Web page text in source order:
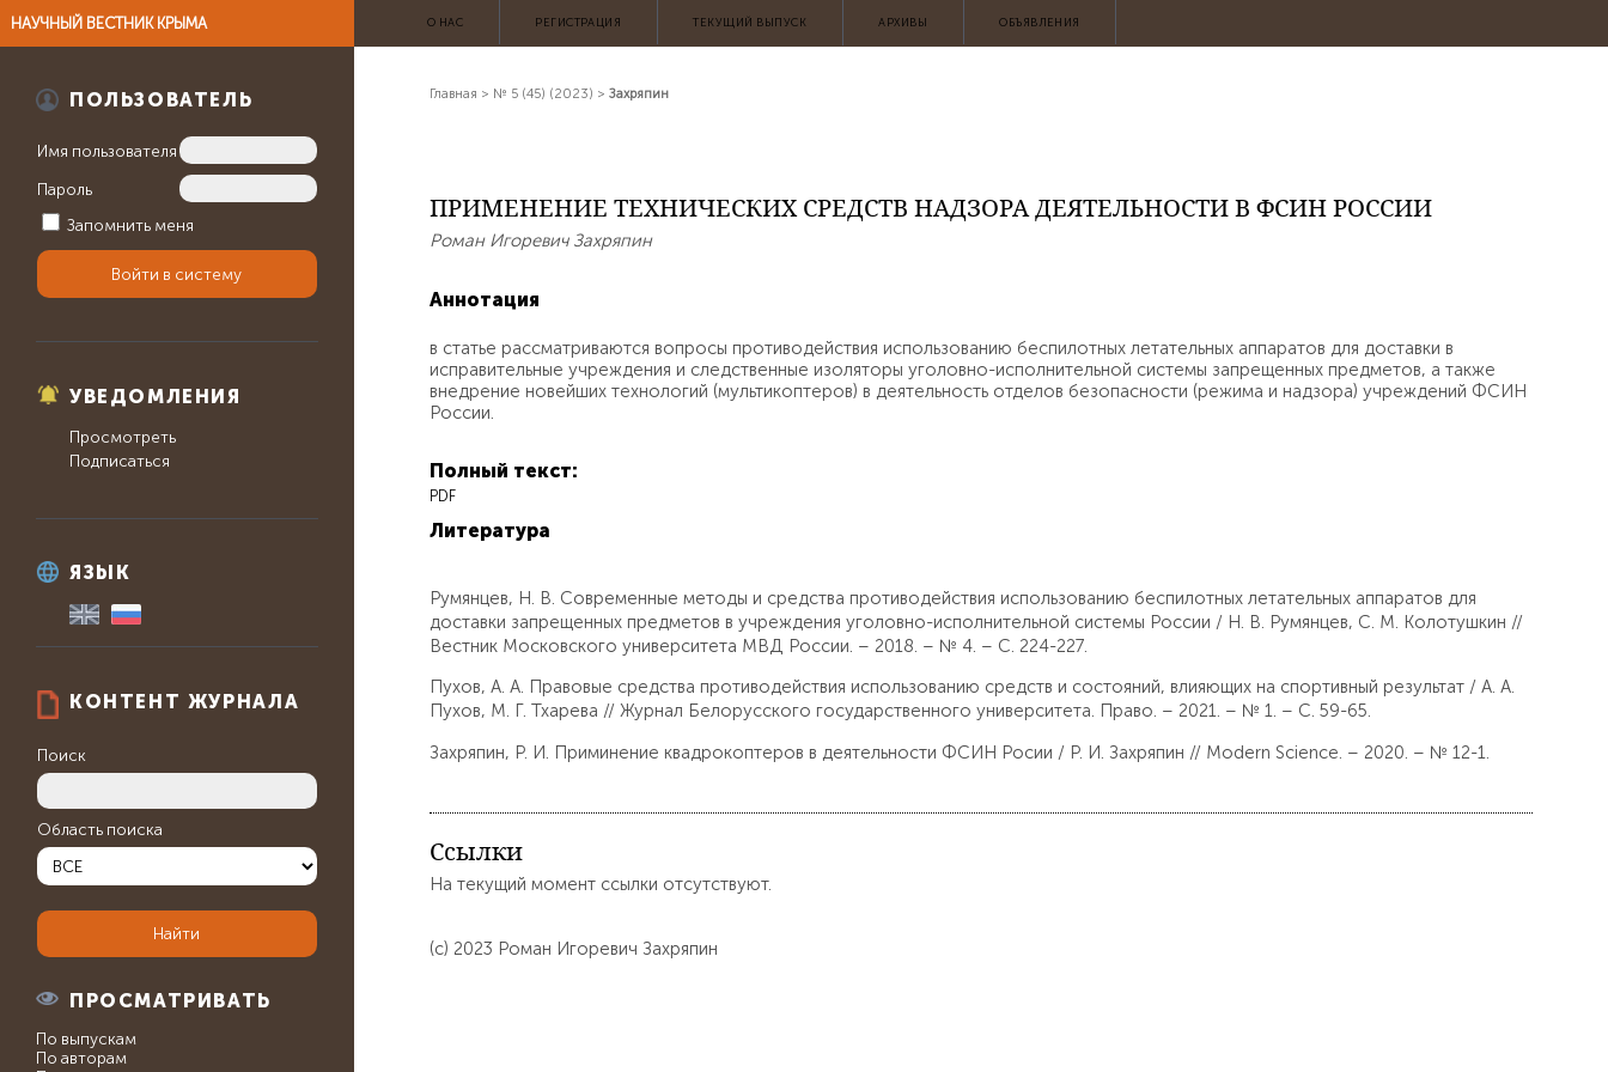
НАУЧНЫЙ ВЕСТНИК КРЫМА
ПОЛЬЗОВАТЕЛЬ
Имя пользователя
Пароль
Запомнить меня
УВЕДОМЛЕНИЯ
Просмотреть
Подписаться
ЯЗЫК
КОНТЕНТ ЖУРНАЛА
Поиск
Область поиска
ПРОСМАТРИВАТЬ
По выпускам
По авторам
О НАС РЕГИСТРАЦИЯ ТЕКУЩИЙ ВЫПУСК АРХИВЫ ОБЪЯВЛЕНИЯ
Главная > № 5 (45) (2023) > Захряпин
ПРИМЕНЕНИЕ ТЕХНИЧЕСКИХ СРЕДСТВ НАДЗОРА ДЕЯТЕЛЬНОСТИ В ФСИН РОССИИ
Роман Игоревич Захряпин
Аннотация
в статье рассматриваются вопросы противодействия использованию беспилотных летательных аппаратов для доставки в
исправительные учреждения и следственные изоляторы уголовно-исполнительной системы запрещенных предметов, а также
внедрение новейших технологий (мультикоптеров) в деятельность отделов безопасности (режима и надзора) учреждений ФСИН
России.
Полный текст:
PDF
Литература
Румянцев, Н. В. Современные методы и средства противодействия использованию беспилотных летательных аппаратов для
доставки запрещенных предметов в учреждения уголовно-исполнительной системы России / Н. В. Румянцев, С. М. Колотушкин //
Вестник Московского университета МВД России. – 2018. – № 4. – С. 224-227.
Пухов, А. А. Правовые средства противодействия использованию средств и состояний, влияющих на спортивный результат / А. А.
Пухов, М. Г. Тхарева // Журнал Белорусского государственного университета. Право. – 2021. – № 1. – С. 59-65.
Захряпин, Р. И. Приминение квадрокоптеров в деятельности ФСИН Росии / Р. И. Захряпин // Modern Science. – 2020. – № 12-1.
Ссылки
На текущий момент ссылки отсутствуют.
(c) 2023 Роман Игоревич Захряпин